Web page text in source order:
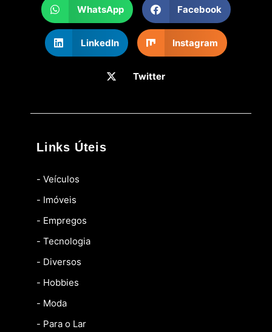
WhatsApp Facebook
LinkedIn Instagram
Twitter
Links Úteis
- Veículos
- Imóveis
- Empregos
- Tecnologia
- Diversos
- Hobbies
- Moda
- Para o Lar